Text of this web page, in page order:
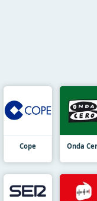
Cope Onda